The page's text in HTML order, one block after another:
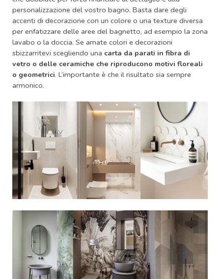
personalizzazione del vostro bagno. Basta dare degli
accenti di decorazione con un colore o una texture diversa
per enfatizzare delle aree del bagnetto, ad esempio la zona
lavabo o la doccia. Se amate colori e decorazioni
sbizzarritevi scegliendo una carta da parati in fibra di
vetro o delle ceramiche che riproducono motivi floreali
o geometrici. L’importante è che il risultato sia sempre
armonico.